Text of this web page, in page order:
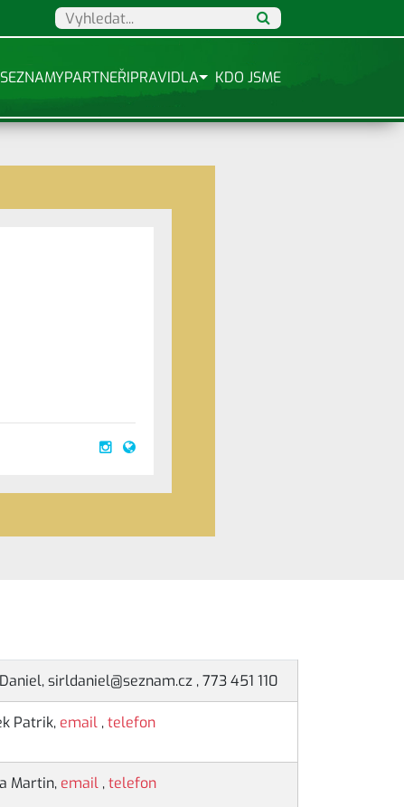
SEZNAMYPARTNEŘIPRAVIDLA KDO JSME
sirldaniel@seznam.cz , 773 451 110
Patrik, email ,telefon
Martin, email ,telefon